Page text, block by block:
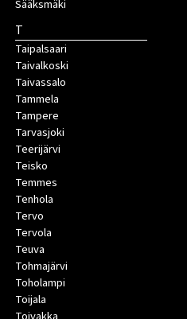
Sääksmäki
T
Taipalsaari
Taivalkoski
Taivassalo
Tammela
Tampere
Tarvasjoki
Teerijärvi
Teisko
Temmes
Tenhola
Tervo
Tervola
Teuva
Tohmajärvi
Toholampi
Toijala